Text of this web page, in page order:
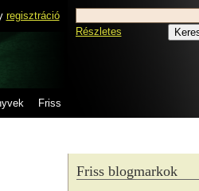
regisztráció
Friss
Részletes
Friss blogmarkok